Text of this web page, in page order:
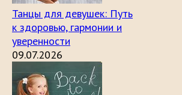
Танцы для девушек: Путь
к здоровью, гармонии и
уверенности
09.07.2026